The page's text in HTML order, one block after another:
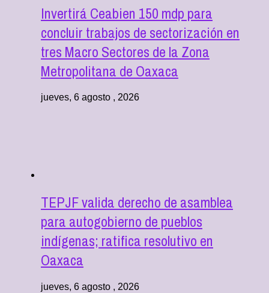
Invertirá Ceabien 150 mdp para
concluir trabajos de sectorización en
tres Macro Sectores de la Zona
Metropolitana de Oaxaca
jueves, 6 agosto , 2026
TEPJF valida derecho de asamblea
para autogobierno de pueblos
indígenas; ratifica resolutivo en
Oaxaca
jueves, 6 agosto , 2026